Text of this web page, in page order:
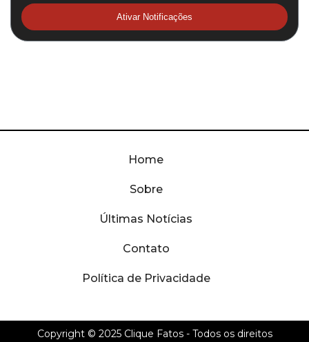
Ativar Notificações
Home
Sobre
Últimas Notícias
Contato
Política de Privacidade
Copyright © 2025 Clique Fatos- Todos os direitos